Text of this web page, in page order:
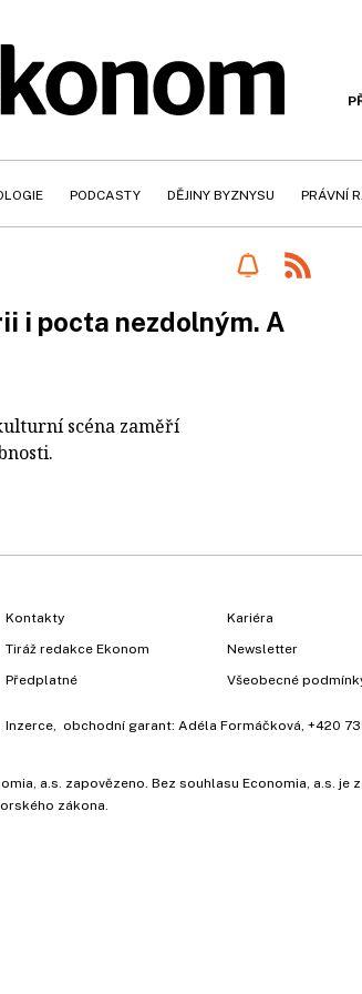
PODCASTY DĚJINY BYZNYSU PRÁVNÍ
i pocta nezdolným. A
scéna zaměří
Kontakty
Tiráž redakce Ekonom
Předplatné
Kariéra
Newsletter
Všeobecné
Inzerce , obchodní garant: Adéla Formáčková +420
a.s. zapovězeno. Bez souhlasu Economia, a.s.
zákona.